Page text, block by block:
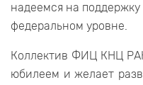
надеемся на
федеральном уровне.
Коллектив ФИЦ КНЦ
юбилеем и желает